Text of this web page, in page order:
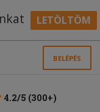
LETÖLTÖM
BELÉPÉS
4.2/5 (300+)